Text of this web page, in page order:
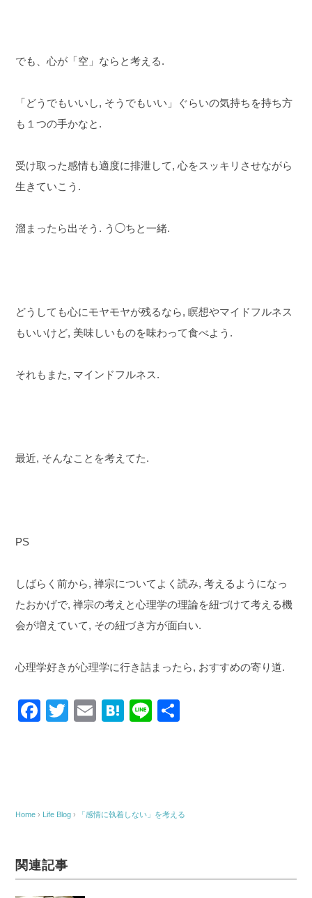
でも、心が「空」ならと考える.
「どうでもいいし, そうでもいい」ぐらいの気持ちを持ち方
も１つの手かなと.
受け取った感情も適度に排泄して, 心をスッキリさせながら
生きていこう.
溜まったら出そう. う◯ちと一緒.
どうしても心にモヤモヤが残るなら, 瞑想やマイドフルネス
もいいけど, 美味しいものを味わって食べよう.
それもまた, マインドフルネス.
最近, そんなことを考えてた.
PS
しばらく前から, 禅宗についてよく読み, 考えるようになっ
たおかげで, 禅宗の考えと心理学の理論を紐づけて考える機
会が増えていて, その紐づき方が面白い.
心理学好きが心理学に行き詰まったら, おすすめの寄り道.
F
o
k
T
E
H
Li
Home › Life Blog › 「感情に執着しない」を考える
関連記事